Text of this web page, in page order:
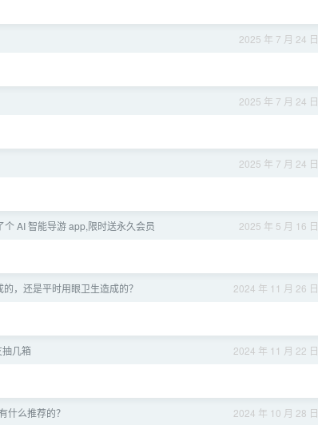
2025 年 7 月 24 日
2025 年 7 月 24 日
2025 年 7 月 24 日
2025 年 5 月 16 日
个 AI 智能导游 app,限时送永久会员
2024 年 11 月 26 日
，还是平时用眼卫生造成的？
2024 年 11 月 22 日
抽几箱
2024 年 10 月 28 日
什么推荐的？